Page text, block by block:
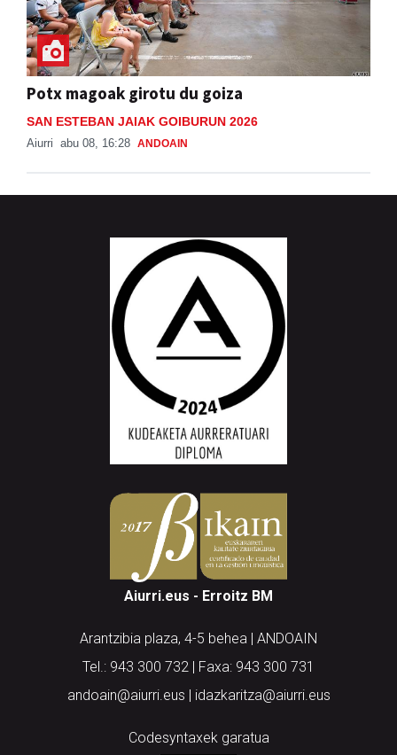
Potx magoak girotu du goiza
SAN ESTEBAN JAIAK GOIBURUN 2026
Aiurri abu 08, 16:28 ANDOAIN
Aiurri.eus - Erroitz BM
Arantzibia plaza, 4-5 behea | ANDOAIN
Tel.: 943 300 732 | Faxa: 943 300 731
andoain@aiurri.eus | idazkaritza@aiurri.eus
Codesyntaxek garatua